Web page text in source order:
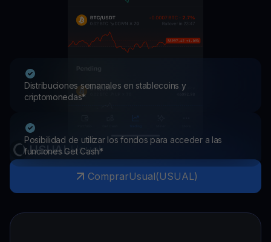
Distribuciones semanales en stablecoins y
criptomonedas*
Posibilidad de utilizar los fondos para acceder a las
funciones Get Cash*
USUALUsual
ComprarUsual(USUAL)